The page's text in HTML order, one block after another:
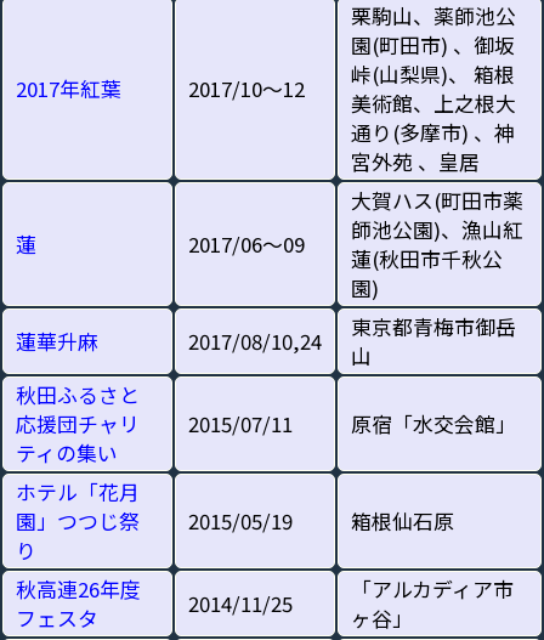
2017年紅葉 2017/10～12
栗駒山、薬師池公
園(町田市) 、御坂
峠(山梨県)、 箱根
美術館、上之根大
通り(多摩市) 、神
宮外苑 、皇居
蓮 2017/06～09
大賀ハス(町田市薬
師池公園)、漁山紅
蓮(秋田市千秋公
園)
蓮華升麻
2017/08/10,24
東京都青梅市御岳
山
秋田ふるさと
応援団チャリ
ティの集い
2015/07/11 原宿「水交会館」
ホテル「花月
園」つつじ祭
り
2015/05/19 箱根仙石原
秋高連26年度
フェスタ
2014/11/25
「アルカディア市
ヶ谷」